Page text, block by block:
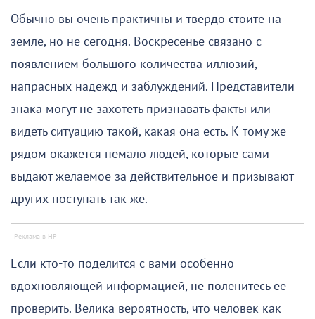
Обычно вы очень практичны и твердо стоите на
земле, но не сегодня. Воскресенье связано с
появлением большого количества иллюзий,
напрасных надежд и заблуждений. Представители
знака могут не захотеть признавать факты или
видеть ситуацию такой, какая она есть. К тому же
рядом окажется немало людей, которые сами
выдают желаемое за действительное и призывают
других поступать так же.
Если кто-то поделится с вами особенно
вдохновляющей информацией, не поленитесь ее
проверить. Велика вероятность, что человек как